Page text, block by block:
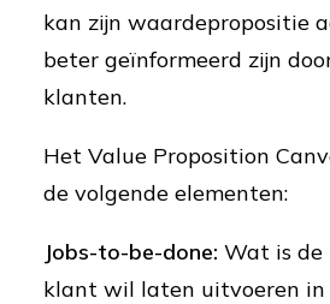
kan zijn waardepropositie
beter geïnformeerd zijn
klanten.
Het Value Proposition
de volgende elementen:
Jobs-to-be-done: Wat is de
klant wil laten uitvoeren in